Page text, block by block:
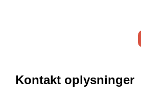
Kontakt oplysninger